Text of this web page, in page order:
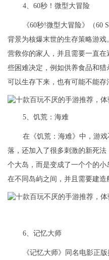
4、60秒！微型大冒险
《60秒!微型大冒险》（60
背景为核爆末世的生存策略游戏
营救你的家人，并且需要一直
些困难决定，例如供养食品和
可以生存下来，也有可能不能存
5、饥荒：海难
在《饥荒：海难》中，游
落，还加入了很多刺激的新死
个大岛，而是变成了一个个的
在不同岛屿之间，并且需要建造
6、记忆大师
《记忆大师》同名电影正